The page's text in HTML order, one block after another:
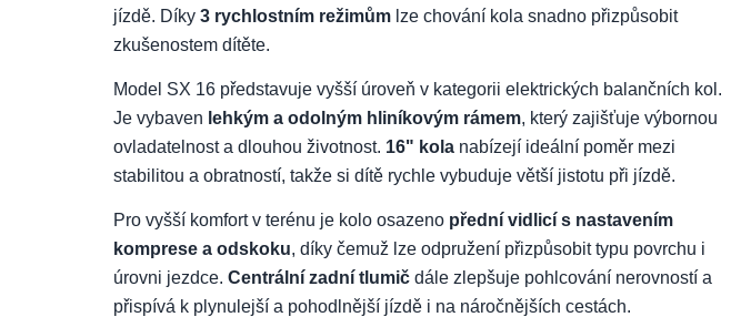
jízdě. Díky 3 rychlostním režimům lze chování kola snadno přizpůsobit
zkušenostem dítěte.
Model SX 16 představuje vyšší úroveň v kategorii elektrických balančních kol.
Je vybaven lehkým a odolným hliníkovým rámem, který zajišťuje výbornou
ovladatelnost a dlouhou životnost. 16" kola nabízejí ideální poměr mezi
stabilitou a obratností, takže si dítě rychle vybuduje větší jistotu při jízdě.
Pro vyšší komfort v terénu je kolo osazeno přední vidlicí s nastavením
komprese a odskoku, díky čemuž lze odpružení přizpůsobit typu povrchu i
úrovni jezdce. Centrální zadní tlumič dále zlepšuje pohlcování nerovností a
přispívá k plynulejší a pohodlnější jízdě i na náročnějších cestách.